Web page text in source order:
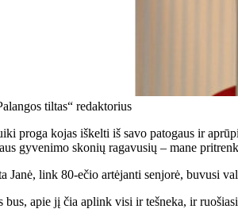
tiltas“ redaktorius
proga kojas iškelti iš savo patogaus ir
gyvenimo skonių ragavusių – mane
Janė, link 80-ečio artėjanti senjorė, buvusi
bus, apie jį čia aplink visi ir tešneka, ir